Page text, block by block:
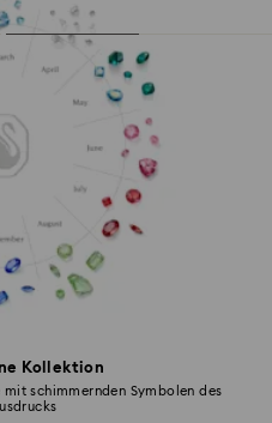
Kollektion
mit schimmernden Symbolen des